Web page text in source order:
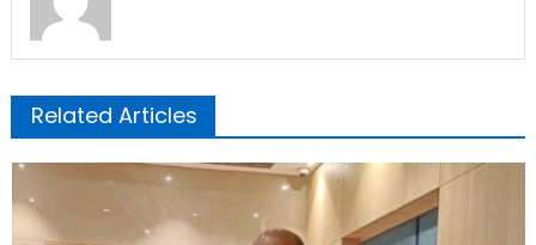
Related Articles